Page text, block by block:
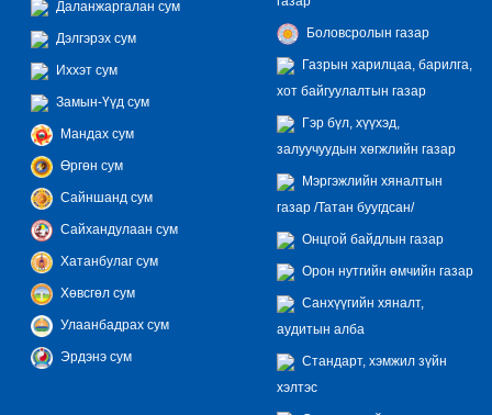
Даланжаргалан сум
Дэлгэрэх сум
Иххэт сум
Замын-Үүд сум
Мандах сум
Өргөн сум
Сайншанд сум
Сайхандулаан сум
Хатанбулаг сум
Хөвсгөл сум
Улаанбадрах сум
Эрдэнэ сум
Боловсролын газар
Газрын харилцаа, барилга,
хот байгуулалтын газар
Гэр бүл, хүүхэд,
залуучуудын хөгжлийн газар
Мэргэжлийн хяналтын
газар /Татан буугдсан/
Онцгой байдлын газар
Орон нутгийн өмчийн газар
Санхүүгийн хяналт,
аудитын алба
Стандарт, хэмжил зүйн
хэлтэс